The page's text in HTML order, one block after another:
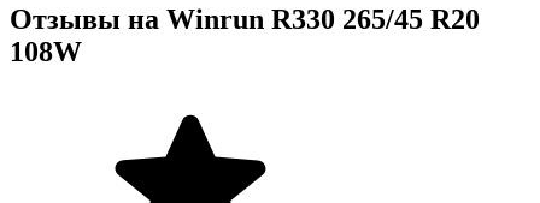
Отзывы на Winrun R330 265/45 R20
108W